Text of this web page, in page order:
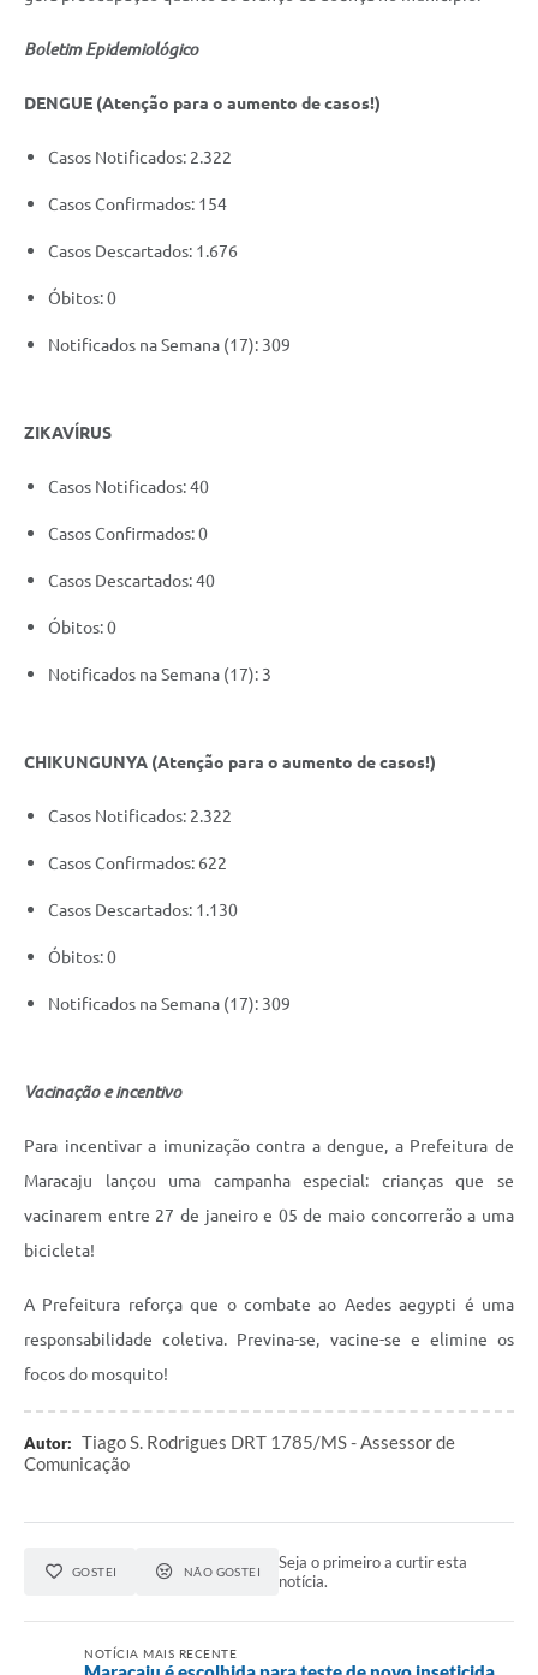
Boletim Epidemiológico
DENGUE (Atenção para o aumento de casos!)
Casos Notificados: 2.322
Casos Confirmados: 154
Casos Descartados: 1.676
​Óbitos: 0
Notificados na Semana (17): 309
ZIKAVÍRUS
Casos Notificados: 40
Casos Confirmados: 0
Casos Descartados: 40
​Óbitos: 0
Notificados na Semana (17): 3
CHIKUNGUNYA (Atenção para o aumento de casos!)
Casos Notificados: 2.322
Casos Confirmados: 622
Casos Descartados: 1.130
​Óbitos: 0
Notificados na Semana (17): 309
Vacinação e incentivo
Para incentivar a imunização contra a dengue, a Prefeitura de
Maracaju lançou uma campanha especial: crianças que se
vacinarem entre 27 de janeiro e 05 de maio concorrerão a uma
bicicleta!
A Prefeitura reforça que o combate ao Aedes aegypti é uma
responsabilidade coletiva. Previna-se, vacine-se e elimine os
focos do mosquito!
Autor: Tiago S. Rodrigues DRT 1785/MS - Assessor de
Comunicação
GOSTEI NÃO GOSTEI
Seja o primeiro a curtir esta
notícia.
NOTÍCIA MAIS RECENTE